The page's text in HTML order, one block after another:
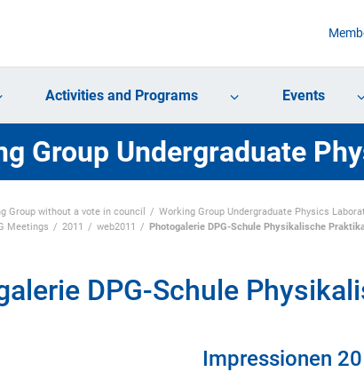
Activities and Programs Events
Group Undergraduate
Group without a vote in council
Working Group Undergraduate Physics
Meetings 2011 web2011 Photogalerie DPG-Schule Physikalische
DPG-Schule
Impressionen